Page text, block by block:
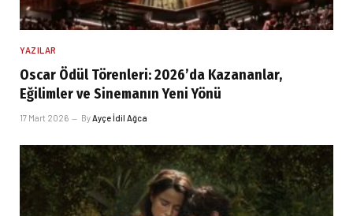
YAZILAR
Oscar Ödül Törenleri: 2026’da Kazananlar,
Eğilimler ve Sinemanın Yeni Yönü
17 Mart 2026 ByAyçe İdil Ağca